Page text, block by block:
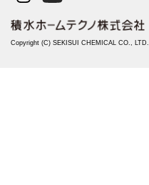
Copyright (C) SEKISUI CHEMICAL CO., LTD.